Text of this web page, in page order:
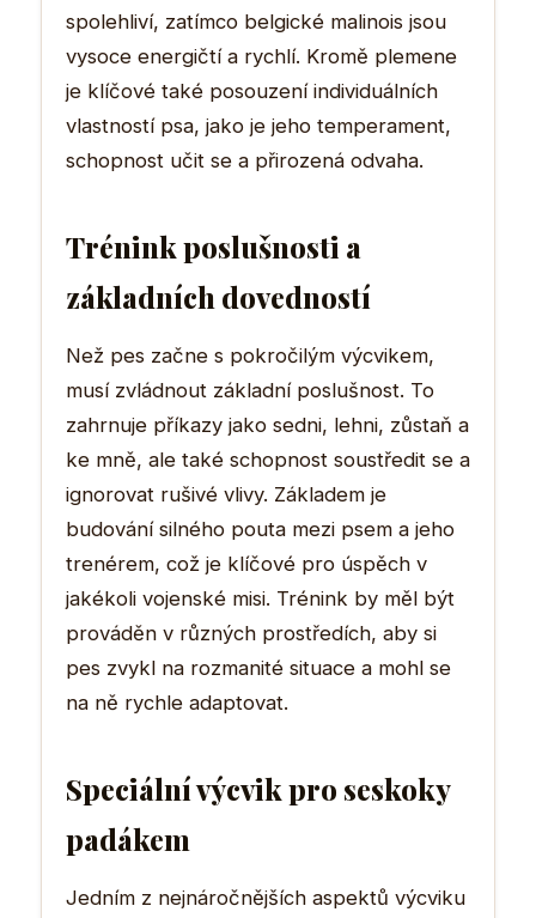
spolehliví, zatímco belgické malinois jsou
vysoce energičtí a rychlí. Kromě plemene
je klíčové také posouzení individuálních
vlastností psa, jako je jeho temperament,
schopnost učit se a přirozená odvaha.
Trénink poslušnosti a
základních dovedností
Než pes začne s pokročilým výcvikem,
musí zvládnout základní poslušnost. To
zahrnuje příkazy jako sedni, lehni, zůstaň a
ke mně, ale také schopnost soustředit se a
ignorovat rušivé vlivy. Základem je
budování silného pouta mezi psem a jeho
trenérem, což je klíčové pro úspěch v
jakékoli vojenské misi. Trénink by měl být
prováděn v různých prostředích, aby si
pes zvykl na rozmanité situace a mohl se
na ně rychle adaptovat.
Speciální výcvik pro seskoky
padákem
Jedním z nejnáročnějších aspektů výcviku